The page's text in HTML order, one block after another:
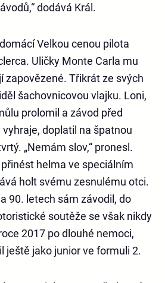
dodává Král.
Velkou cenou pilota
Uličky Monte Carla mu
zapovězené. Třikrát ze svých
šachovnicovou vlajku. Loni,
prolomil a závod před
doplatil na špatnou
„Nemám slov,“ pronesl.
helma ve speciálním
holt svému zesnulému otci.
90. letech sám závodil, do
soutěže se však nikdy
2017 po dlouhé nemoci,
ještě jako junior ve formuli 2.